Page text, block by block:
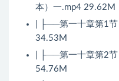
本）一.mp4 29.62M
| ├──第一十章第1
34.53M
| ├──第一十章第2
54.76M